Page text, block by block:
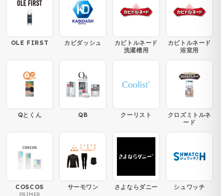
OLE FIRST カビダッシュ
カビトルネード
洗濯槽用
カビトルネード
浴室用
Qとくん QB クーリスト
クロズミトルネ
ード
COSCOS
PRIMER
サーモワン さよならダニー シュワッチ